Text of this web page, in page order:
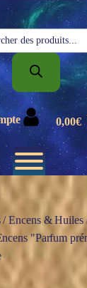
0,00€
/Encens & Huiles
"Parfum